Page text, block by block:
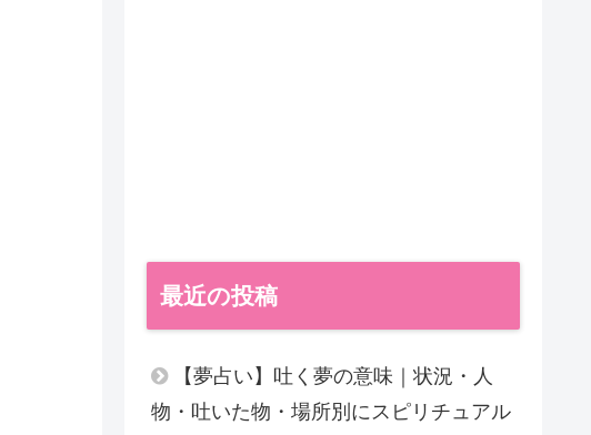
最近の投稿
【夢占い】吐く夢の意味｜状況・人
物・吐いた物・場所別にスピリチュアル